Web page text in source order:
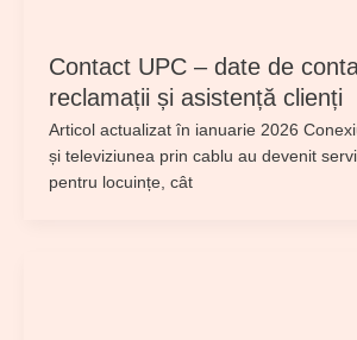
Contact UPC – date de
reclamații și asistență clienți
Articol actualizat în ianuarie 2026
și televiziunea prin cablu au devenit
pentru locuințe, cât